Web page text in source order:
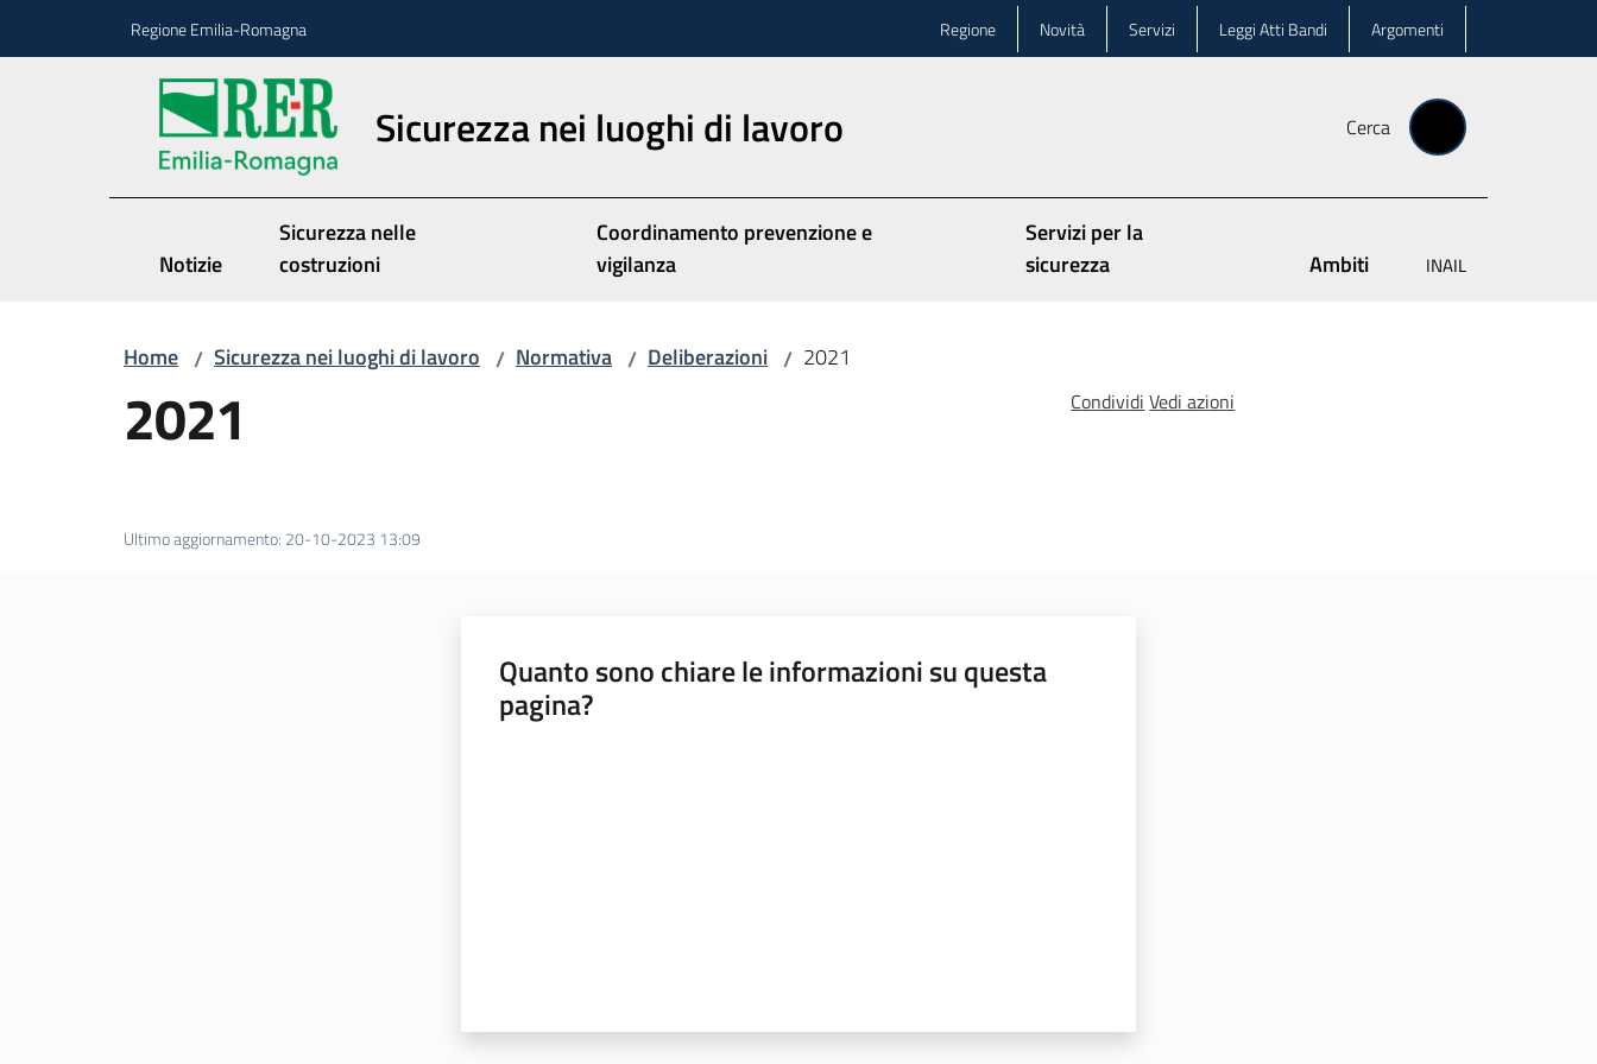
Regione Emilia-Romagna Regione Novità Servizi Leggi Atti Bandi Argomenti
Sicurezza nei luoghi di lavoro Cerca
Notizie
Sicurezza nelle
costruzioni
Coordinamento prevenzione e
vigilanza
Servizi per la
sicurezza
Ambiti INAIL
Home / Sicurezza nei luoghi di lavoro / Normativa / Deliberazioni / 2021
2021 Condividi Vedi azioni
Ultimo aggiornamento: 20-10-2023 13:09
Quanto sono chiare le informazioni su questa
pagina?